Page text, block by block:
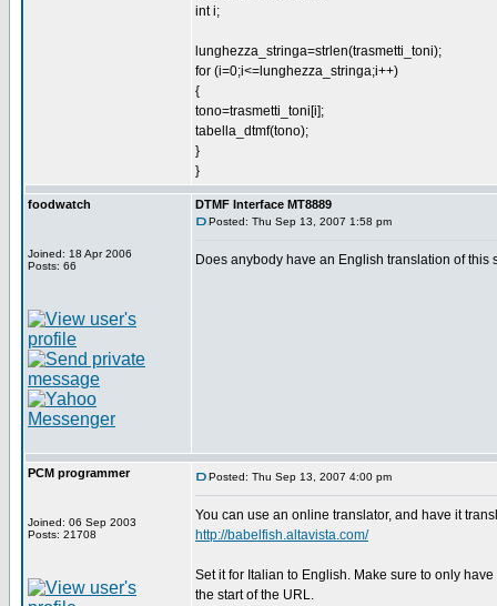
int i;
lunghezza_stringa=strlen(trasmetti_toni);
for (i=0;i<=lunghezza_stringa;i++)
{
tono=trasmetti_toni[i];
tabella_dtmf(tono);
}
}
foodwatch
Joined: 18 Apr 2006
Posts: 66
DTMF Interface MT8889
Posted: Thu Sep 13, 2007 1:58 pm
Does anybody have an English translation of
PCM programmer
Joined: 06 Sep 2003
Posts: 21708
Posted: Thu Sep 13, 2007 4:00 pm
You can use an online translator, and have it
http://babelfish.altavista.com/
Set it for Italian to English. Make sure to only have
the start of the URL.